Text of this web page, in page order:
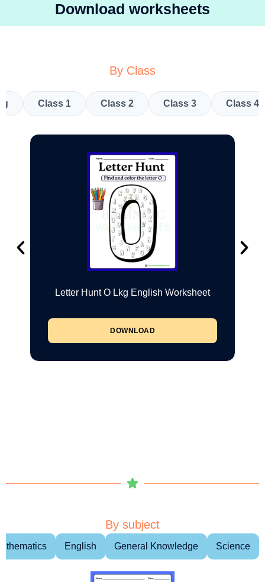
Download worksheets
By Class
Class 1 Class 2 Class 3 Class 4
Letter Hunt O Lkg English Worksheet
DOWNLOAD
By subject
English General Knowledge Science